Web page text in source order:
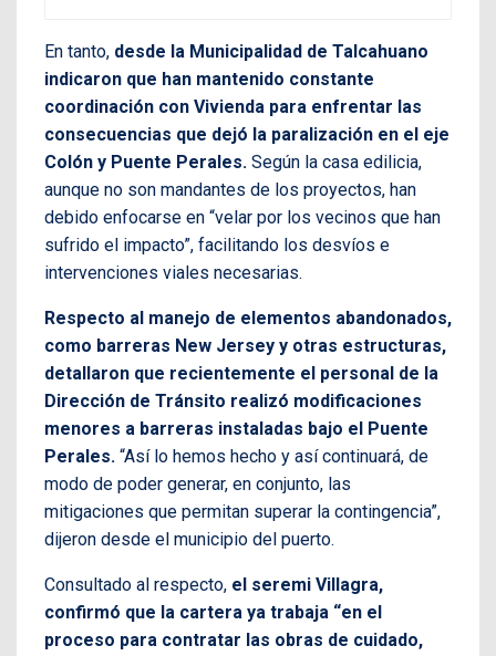
En tanto, desde la Municipalidad de Talcahuano
indicaron que han mantenido constante
coordinación con Vivienda para enfrentar las
consecuencias que dejó la paralización en el eje
Colón y Puente Perales. Según la casa edilicia,
aunque no son mandantes de los proyectos, han
debido enfocarse en “velar por los vecinos que han
sufrido el impacto”, facilitando los desvíos e
intervenciones viales necesarias.
Respecto al manejo de elementos abandonados,
como barreras New Jersey y otras estructuras,
detallaron que recientemente el personal de la
Dirección de Tránsito realizó modificaciones
menores a barreras instaladas bajo el Puente
Perales. “Así lo hemos hecho y así continuará, de
modo de poder generar, en conjunto, las
mitigaciones que permitan superar la contingencia”,
dijeron desde el municipio del puerto.
Consultado al respecto, el seremi Villagra,
confirmó que la cartera ya trabaja “en el
proceso para contratar las obras de cuidado,